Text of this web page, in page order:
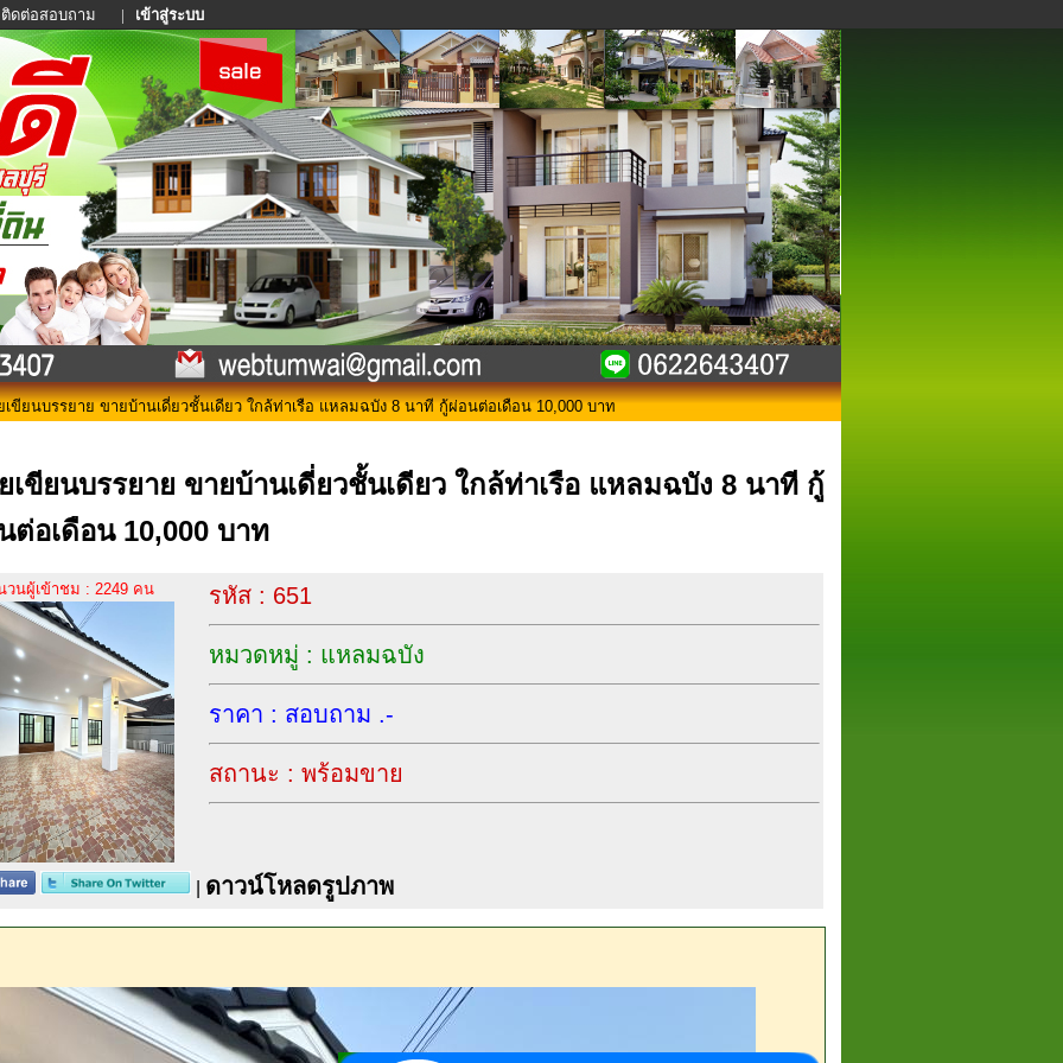
ติดต่อสอบถาม | เข้าสู่ระบบ
ขียนบรรยาย ขายบ้านเดี่ยวชั้นเดียว ใกล้ท่าเรือ แหลมฉบัง 8 นาที กู้ผ่อนต่อเดือน 10,000 บาท
เขียนบรรยาย ขายบ้านเดี่ยวชั้นเดียว ใกล้ท่าเรือ แหลมฉบัง 8 นาที กู้
ต่อเดือน 10,000 บาท
วนผู้เข้าชม : 2249 คน รหัส : 651
หมวดหมู่ : แหลมฉบัง
ราคา : สอบถาม .-
สถานะ : พร้อมขาย
ดาวน์โหลดรูปภาพ